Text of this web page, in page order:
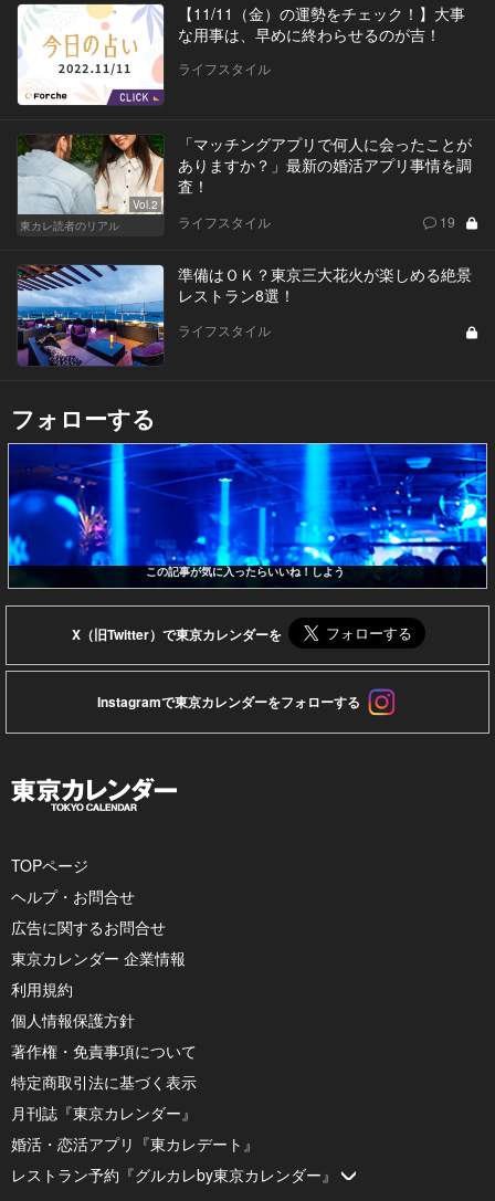
【11/11（金）の運勢をチェック！】大事
な用事は、早めに終わらせるのが吉！
ライフスタイル
Vol.2
東カレ読者のリアル
「マッチングアプリで何人に会ったことが
ありますか？」最新の婚活アプリ事情を調
査！
ライフスタイル 19
準備はＯＫ？東京三大花火が楽しめる絶景
レストラン8選！
ライフスタイル
フォローする
この記事が気に入ったらいいね！しよう
X（旧Twitter）で東京カレンダーを
Instagramで東京カレンダーをフォローする
TOPページ
ヘルプ・お問合せ
広告に関するお問合せ
東京カレンダー 企業情報
利用規約
個人情報保護方針
著作権・免責事項について
特定商取引法に基づく表示
月刊誌『東京カレンダー』
婚活・恋活アプリ『東カレデート』
レストラン予約『グルカレby東京カレンダー』